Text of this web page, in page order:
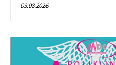
03.08.2026